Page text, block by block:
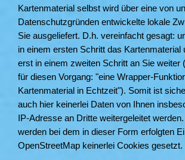
Kartenmaterial selbst wird über eine von
Datenschutzgründen entwickelte lokale
Sie ausgeliefert. D.h. vereinfacht gesagt:
in einem ersten Schritt das Kartenmaterial
erst in einem zweiten Schritt an Sie weiter
für diesen Vorgang: "eine Wrapper-
Kartenmaterial in Echtzeit"). Somit ist
auch hier keinerlei Daten von Ihnen
IP-Adresse an Dritte weitergeleitet
werden bei dem in dieser Form erfolgten
OpenStreetMap keinerlei Cookies gesetzt.